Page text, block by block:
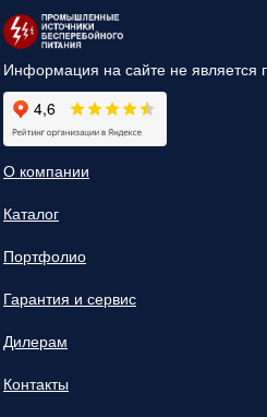
Информация на сайте не является
О компании
Каталог
Портфолио
Гарантия и сервис
Дилерам
Контакты